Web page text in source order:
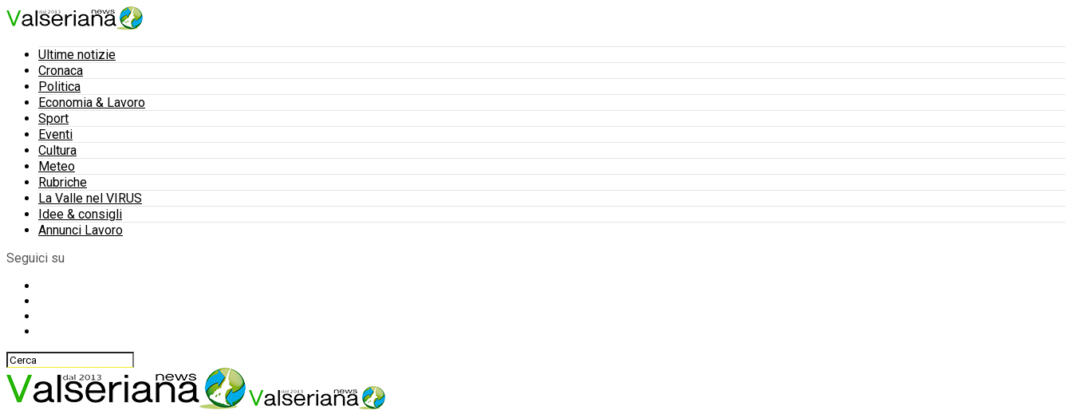
Ultime notizie
Cronaca
Politica
Economia & Lavoro
Sport
Eventi
Cultura
Meteo
Rubriche
La Valle nel VIRUS
Idee & consigli
Annunci Lavoro
Seguici su